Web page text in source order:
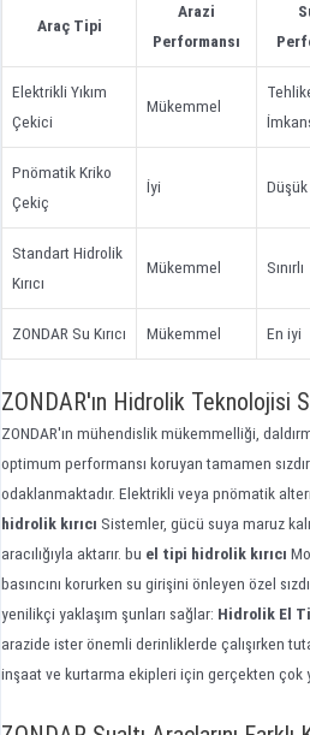
Araç Tipi
Arazi
Performansı
Elektrikli Yıkım
Çekici
Mükemmel
Pnömatik Kriko
Çekiç
İyi
Standart Hidrolik
Kırıcı
Mükemmel Sınırlı
ZONDAR Su Kırıcı Mükemmel En iyi
ZONDAR'ın Hidrolik Teknolojisi
ZONDAR'ın mühendislik mükemmelliği,
optimum performansı koruyan tamamen
odaklanmaktadır. Elektrikli veya pnömatik
hidrolik kırıcı Sistemler, gücü suya maruz
aracılığıyla aktarır. bu el tipi hidrolik kırıcı
basıncını korurken su girişini önleyen özel
yenilikçi yaklaşım şunları sağlar: Hidrolik El
arazide ister önemli derinliklerde çalışırken
inşaat ve kurtarma ekipleri için gerçekten çok